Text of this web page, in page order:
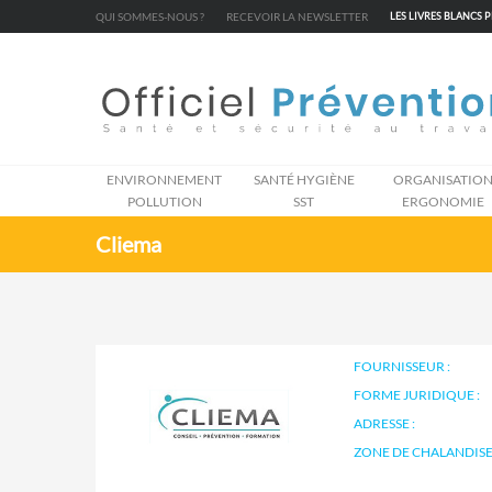
QUI SOMMES-NOUS ? RECEVOIR LA NEWSLETTER LES LIVRES BLANCS
ENVIRONNEMENT
POLLUTION
SANTÉ HYGIÈNE
SST
ORGANISATION
ERGONOMIE
Cliema
FOURNISSEUR :
FORME JURIDIQUE :
ADRESSE :
ZONE DE
Cookies management panel